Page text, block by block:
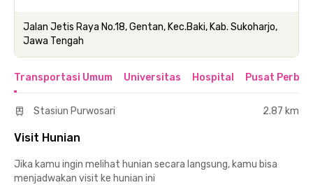
Jalan Jetis Raya No.18, Gentan, Kec.Baki, Kab. Sukoharjo,
Jawa Tengah
Transportasi Umum Universitas Hospital Pusat
Stasiun Purwosari 2.87 km
Visit Hunian
Jika kamu ingin melihat hunian secara langsung, kamu bisa
menjadwakan visit ke hunian ini